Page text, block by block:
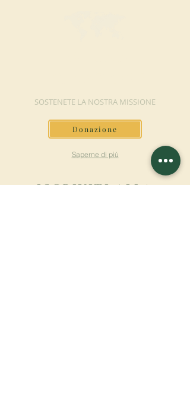
SOSTENETE LA NOSTRA MISSIONE
Donazione
Saperne di più
ISCRIVITI ALLA